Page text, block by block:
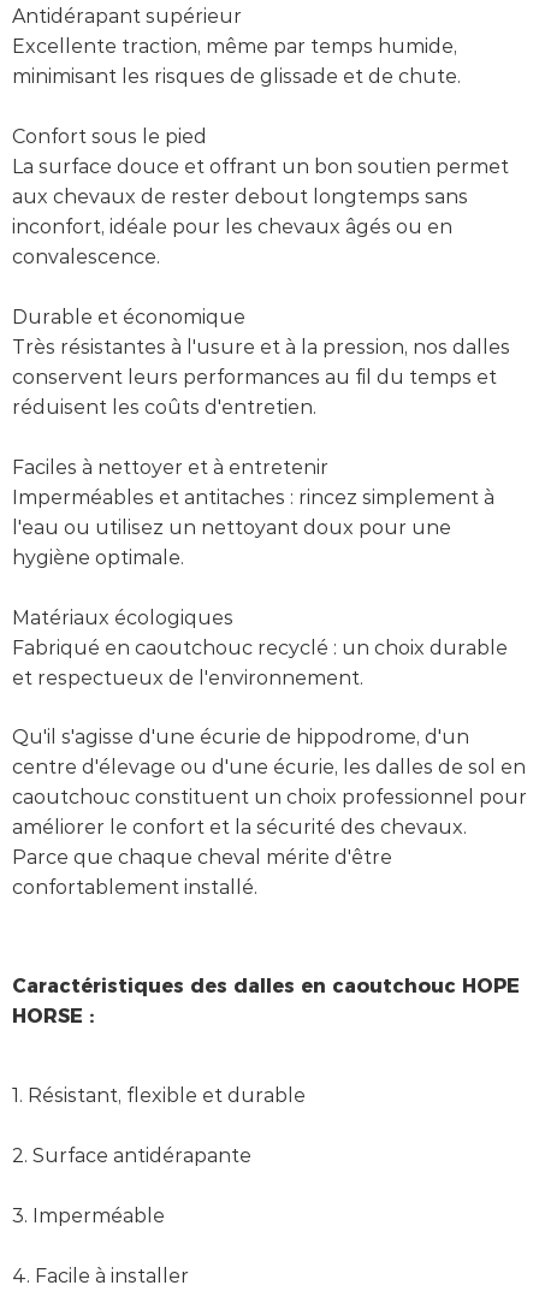
Antidérapant supérieur
Excellente traction, même par temps humide,
minimisant les risques de glissade et de chute.
Confort sous le pied
La surface douce et offrant un bon soutien permet
aux chevaux de rester debout longtemps sans
inconfort, idéale pour les chevaux âgés ou en
convalescence.
Durable et économique
Très résistantes à l'usure et à la pression, nos dalles
conservent leurs performances au fil du temps et
réduisent les coûts d'entretien.
Faciles à nettoyer et à entretenir
Imperméables et antitaches : rincez simplement à
l'eau ou utilisez un nettoyant doux pour une
hygiène optimale.
Matériaux écologiques
Fabriqué en caoutchouc recyclé : un choix durable
et respectueux de l'environnement.
Qu'il s'agisse d'une écurie de hippodrome, d'un
centre d'élevage ou d'une écurie, les dalles de sol en
caoutchouc constituent un choix professionnel pour
améliorer le confort et la sécurité des chevaux.
Parce que chaque cheval mérite d'être
confortablement installé.
Caractéristiques des dalles en caoutchouc HOPE
HORSE :
1. Résistant, flexible et durable
2. Surface antidérapante
3. Imperméable
4. Facile à installer